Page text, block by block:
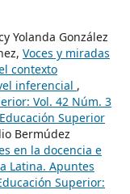
Yolanda González
Voces y miradas
contexto
inferencial ,
Vol. 42 Núm. 3
Superior
Bermúdez
en la docencia e
Latina. Apuntes
Superior: